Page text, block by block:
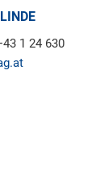
1 24 630